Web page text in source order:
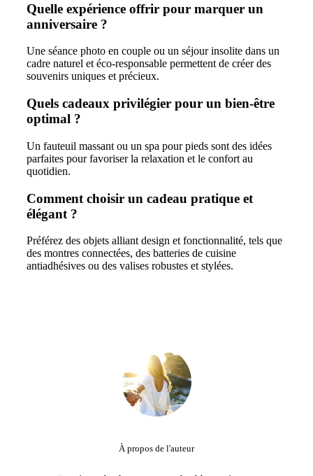
Quelle expérience offrir pour marquer un
anniversaire ?
Une séance photo en couple ou un séjour insolite dans un
cadre naturel et éco-responsable permettent de créer des
souvenirs uniques et précieux.
Quels cadeaux privilégier pour un bien-être
optimal ?
Un fauteuil massant ou un spa pour pieds sont des idées
parfaites pour favoriser la relaxation et le confort au
quotidien.
Comment choisir un cadeau pratique et
élégant ?
Préférez des objets alliant design et fonctionnalité, tels que
des montres connectées, des batteries de cuisine
antiadhésives ou des valises robustes et stylées.
À propos de l'auteur